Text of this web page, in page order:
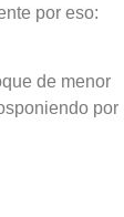
por eso:
de menor
por